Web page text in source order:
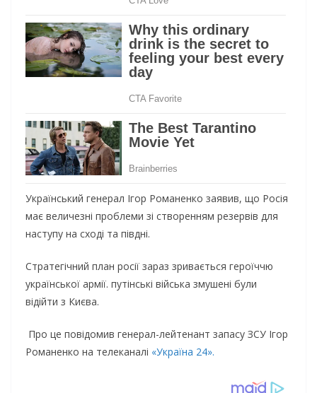
Український генерал Ігор Романенко заявив, що Росія
має величезні проблеми зі створенням резервів для
наступу на сході та півдні.
Стратегічний план росії зараз зривається героїччю
української армії. путінські війська змушені були
відійти з Києва.
Про це повідомив генерал-лейтенант запасу ЗСУ Ігор
Романенко на телеканалі «Україна 24».